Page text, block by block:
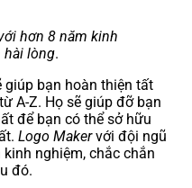
hơn 8 năm kinh
hài lòng.
giúp bạn hoàn thiện tất
A-Z. Họ sẽ giúp đỡ bạn
để bạn có thể sở hữu
Logo Makervới đội ngũ
nghiệm, chắc chắn
đó.